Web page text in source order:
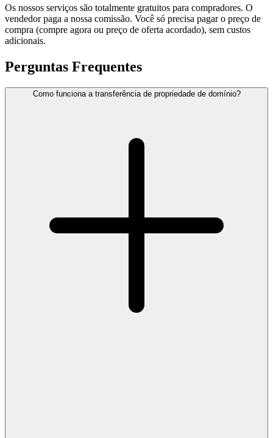
Os nossos serviços são totalmente gratuitos para compradores. O
vendedor paga a nossa comissão. Você só precisa pagar o preço de
compra (compre agora ou preço de oferta acordado), sem custos
adicionais.
Perguntas Frequentes
Como funciona a transferência de propriedade de domínio?